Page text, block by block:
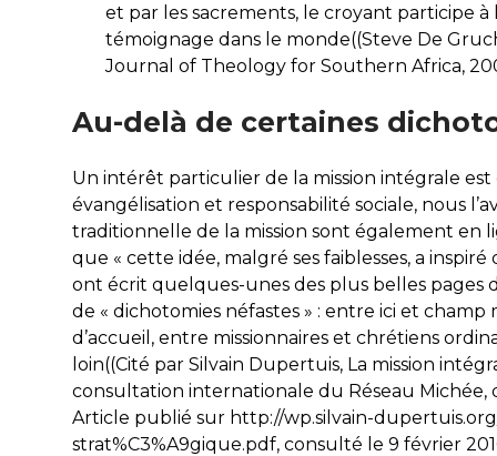
et par les sacrements, le croyant participe
témoignage dans le monde((Steve De
Journal of Theology for Southern Africa,
Au-delà de certaines
Un intérêt particulier de la mission intégrale
évangélisation et responsabilité sociale, nous
traditionnelle de la mission sont également en
que « cette idée, malgré ses faiblesses, a
ont écrit quelques-unes des plus belles pages
de « dichotomies néfastes » : entre ici et champ
d’accueil, entre missionnaires et chrétiens
loin((Cité par Silvain Dupertuis, La mission
consultation internationale du Réseau Michée,
Article publié sur http://wp.silvain-
strat%C3%A9gique.pdf, consulté le 9 février